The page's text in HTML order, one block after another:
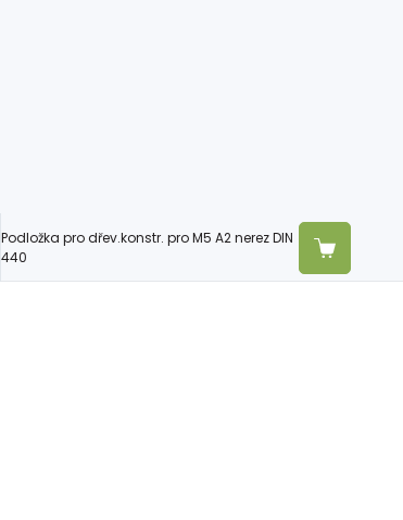
Podložka pro dřev.konstr. pro M5 A2 nerez DIN
440